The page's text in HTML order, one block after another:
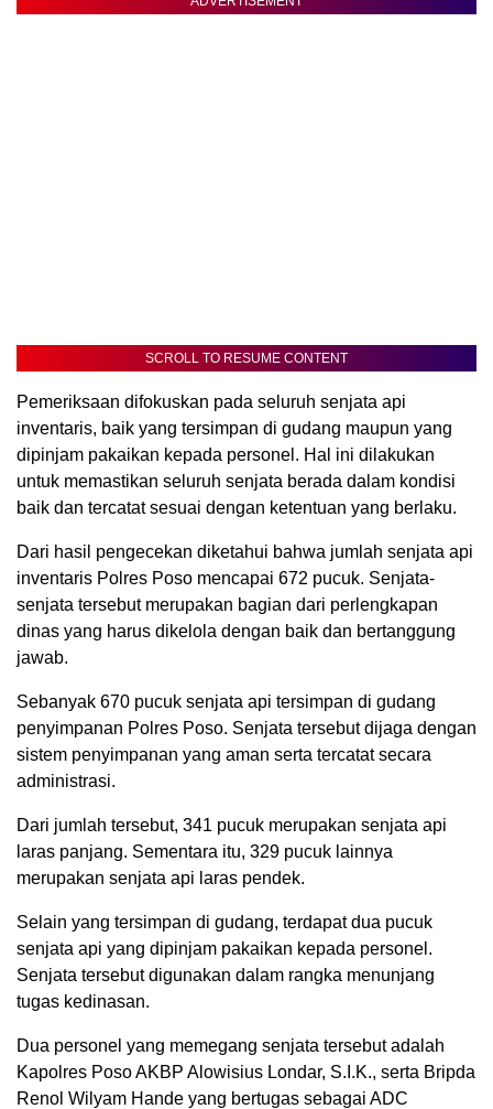
SCROLL TO RESUME CONTENT
Pemeriksaan difokuskan pada seluruh senjata api
inventaris, baik yang tersimpan di gudang maupun yang
dipinjam pakaikan kepada personel. Hal ini dilakukan
untuk memastikan seluruh senjata berada dalam kondisi
baik dan tercatat sesuai dengan ketentuan yang berlaku.
Dari hasil pengecekan diketahui bahwa jumlah senjata api
inventaris Polres Poso mencapai 672 pucuk. Senjata-
senjata tersebut merupakan bagian dari perlengkapan
dinas yang harus dikelola dengan baik dan bertanggung
jawab.
Sebanyak 670 pucuk senjata api tersimpan di gudang
penyimpanan Polres Poso. Senjata tersebut dijaga dengan
sistem penyimpanan yang aman serta tercatat secara
administrasi.
Dari jumlah tersebut, 341 pucuk merupakan senjata api
laras panjang. Sementara itu, 329 pucuk lainnya
merupakan senjata api laras pendek.
Selain yang tersimpan di gudang, terdapat dua pucuk
senjata api yang dipinjam pakaikan kepada personel.
Senjata tersebut digunakan dalam rangka menunjang
tugas kedinasan.
Dua personel yang memegang senjata tersebut adalah
Kapolres Poso AKBP Alowisius Londar, S.I.K., serta Bripda
Renol Wilyam Hande yang bertugas sebagai ADC